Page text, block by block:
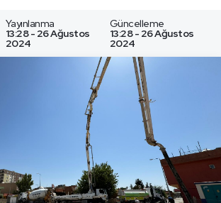
Yayınlanma
13:28 - 26 Ağustos
2024
Güncelleme
13:28 - 26 Ağustos
2024